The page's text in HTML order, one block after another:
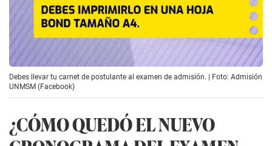
Debes llevar tu carnet de postulante al examen de admisión. | Foto: Admisión
UNMSM (Facebook)
¿CÓMO QUEDÓ EL NUEVO